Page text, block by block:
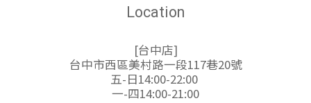
Location
[台中店]
台中市西區美村路一段117巷20號
五-日14:00-22:00
一-四14:00-21:00